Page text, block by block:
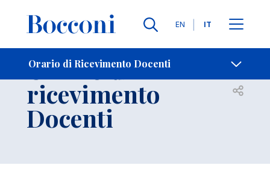
Lingue
EN IT
Orario di Ricevimento Docenti
-
Orario di
ricevimento
Docenti
Open